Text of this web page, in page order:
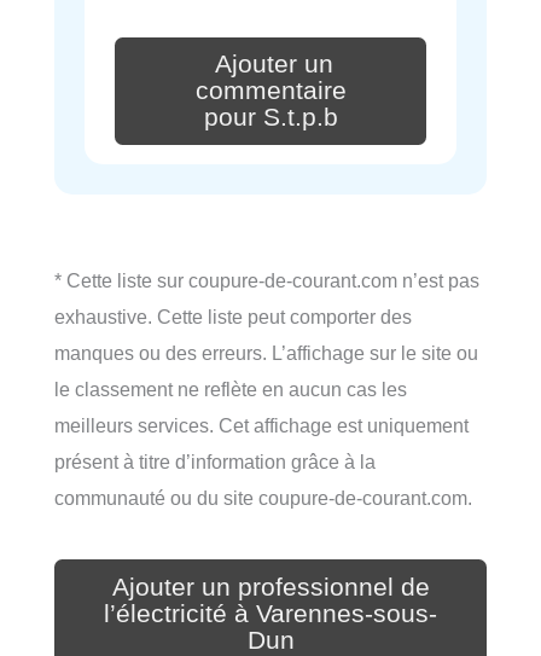
Ajouter un
commentaire
pour S.t.p.b
* Cette liste sur coupure-de-courant.com n’est pas
exhaustive. Cette liste peut comporter des
manques ou des erreurs. L’affichage sur le site ou
le classement ne reflète en aucun cas les
meilleurs services. Cet affichage est uniquement
présent à titre d’information grâce à la
communauté ou du site coupure-de-courant.com.
Ajouter un professionnel de
l’électricité à Varennes-sous-
Dun